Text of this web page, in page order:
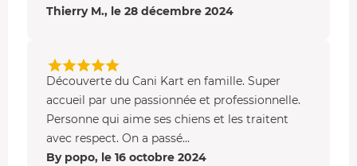
Thierry M., le 28 décembre 2024
Découverte du Cani Kart en famille. Super
accueil par une passionnée et professionnelle.
Personne qui aime ses chiens et les traitent
avec respect. On a passé...
By popo, le 16 octobre 2024